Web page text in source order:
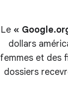
Le «
dollars
femmes et des
dossiers